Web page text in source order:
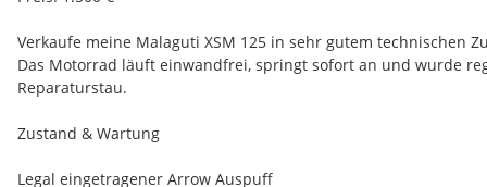
Verkaufe meine Malaguti XSM 125 in sehr gutem technischen
Das Motorrad läuft einwandfrei, springt sofort an und wurde
Reparaturstau.
Zustand & Wartung
Legal eingetragener Arrow Auspuff